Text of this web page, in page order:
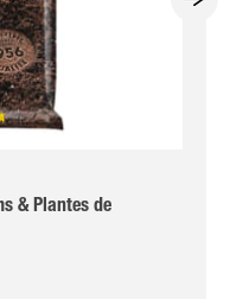
& Plantes de